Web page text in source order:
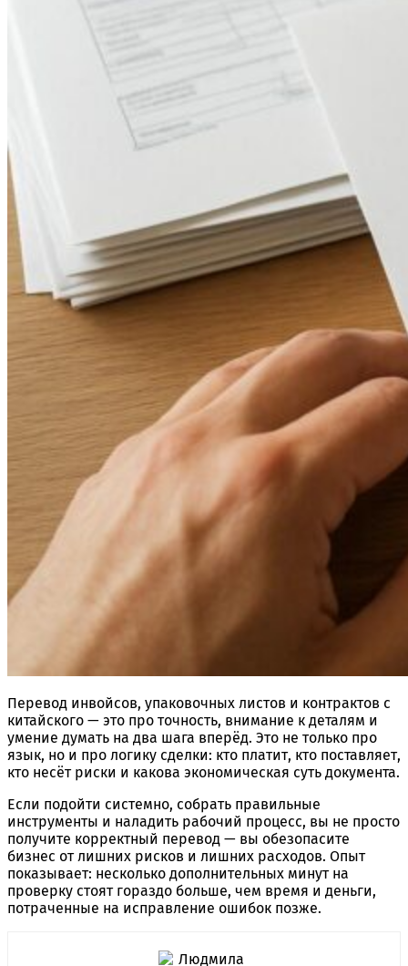
Перевод инвойсов, упаковочных листов и контрактов с
китайского — это про точность, внимание к деталям и
умение думать на два шага вперёд. Это не только про
язык, но и про логику сделки: кто платит, кто поставляет,
кто несёт риски и какова экономическая суть документа.
Если подойти системно, собрать правильные
инструменты и наладить рабочий процесс, вы не просто
получите корректный перевод — вы обезопасите
бизнес от лишних рисков и лишних расходов. Опыт
показывает: несколько дополнительных минут на
проверку стоят гораздо больше, чем время и деньги,
потраченные на исправление ошибок позже.